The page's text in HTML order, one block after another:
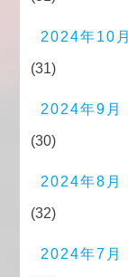
2024年10月
(31)
2024年9月
(30)
2024年8月
(32)
2024年7月